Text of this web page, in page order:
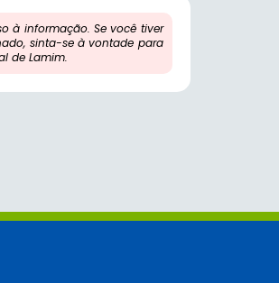
à informação. Se você tiver
sinta-se à vontade para
de Lamim.